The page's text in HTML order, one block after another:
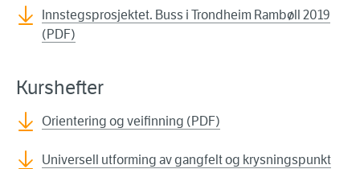
Innstegsprosjektet. Buss i Trondheim Rambøll 2019
(PDF)
Kurshefter
Orientering og veifinning (PDF)
Universell utforming av gangfelt og krysningspunkt